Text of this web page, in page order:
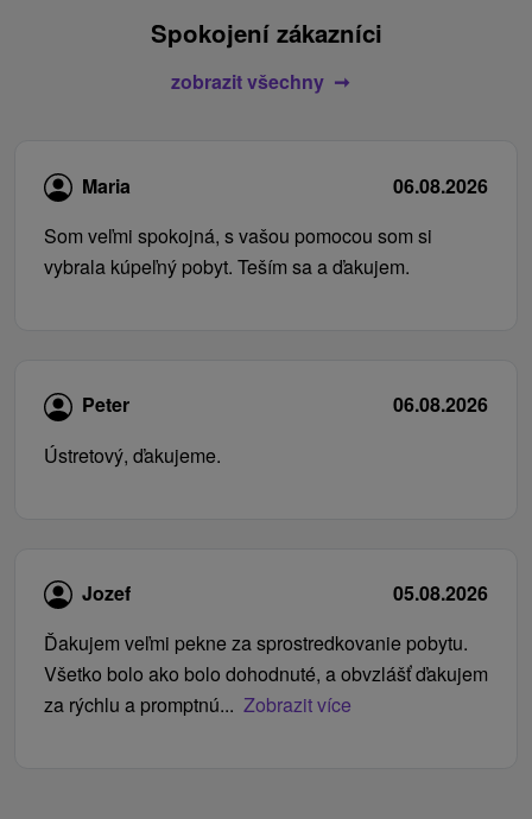
Spokojení zákazníci
zobrazit všechny
Maria
06.08.2026
Som veľmi spokojná, s vašou pomocou som si
vybrala kúpeľný pobyt. Teším sa a ďakujem.
Peter
06.08.2026
Ústretový, ďakujeme.
Jozef
05.08.2026
Ďakujem veľmi pekne za sprostredkovanie pobytu.
Všetko bolo ako bolo dohodnuté, a obvzlášť ďakujem
za rýchlu a promptnú... Zobrazit více